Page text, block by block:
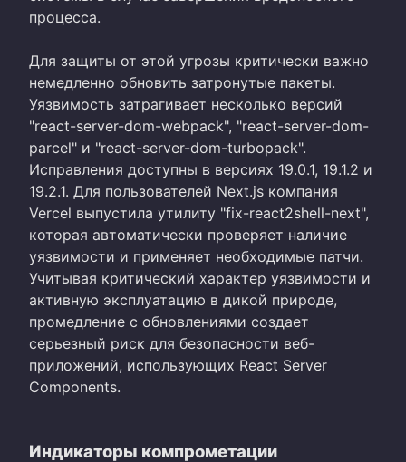
процесса.
Для защиты от этой угрозы критически важно
немедленно обновить затронутые пакеты.
Уязвимость затрагивает несколько версий
"react-server-dom-webpack", "react-server-dom-
parcel" и "react-server-dom-turbopack".
Исправления доступны в версиях 19.0.1, 19.1.2 и
19.2.1. Для пользователей Next.js компания
Vercel выпустила утилиту "fix-react2shell-next",
которая автоматически проверяет наличие
уязвимости и применяет необходимые патчи.
Учитывая критический характер уязвимости и
активную эксплуатацию в дикой природе,
промедление с обновлениями создает
серьезный риск для безопасности веб-
приложений, использующих React Server
Components.
Индикаторы компрометации